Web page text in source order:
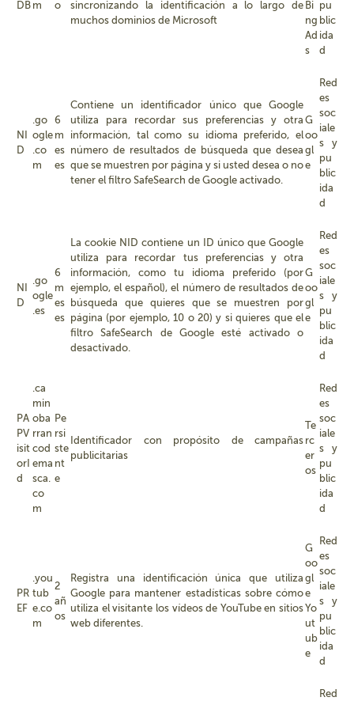
DB m o
sincronizando la identificación a lo largo de
muchos dominios de Microsoft
Bi
ng
Ad
s
pu
blic
ida
d
NI
D
.go
ogle
.co
m
6
m
es
es
Contiene un identificador único que Google
utiliza para recordar sus preferencias y otra
información, tal como su idioma preferido, el
número de resultados de búsqueda que desea
que se muestren por página y si usted desea o no
tener el filtro SafeSearch de Google activado.
G
oo
gl
e
Red
es
soc
iale
s y
pu
blic
ida
d
NI
D
.go
ogle
.es
6
m
es
es
La cookie NID contiene un ID único que Google
utiliza para recordar tus preferencias y otra
información, como tu idioma preferido (por
ejemplo, el español), el número de resultados de
búsqueda que quieres que se muestren por
página (por ejemplo, 10 o 20) y si quieres que el
filtro SafeSearch de Google esté activado o
desactivado.
G
oo
gl
e
Red
es
soc
iale
s y
pu
blic
ida
d
PA
PV
isit
orI
d
.ca
min
oba
rran
cod
ema
sca.
co
m
Pe
rsi
ste
nt
e
Identificador con propósito de campañas
publicitarias
Te
rc
er
os
Red
es
soc
iale
s y
pu
blic
ida
d
PR
EF
.you
tub
e.co
m
2
añ
os
Registra una identificación única que utiliza
Google para mantener estadísticas sobre cómo
utiliza el visitante los vídeos de YouTube en sitios
web diferentes.
G
oo
gl
e
Yo
ut
ub
e
Red
es
soc
iale
s y
pu
blic
ida
d
Red